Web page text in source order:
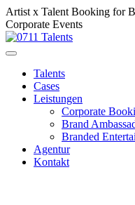
Artist x Talent Booking for
Corporate Events
Talents
Cases
Leistungen
Corporate
Brand
Branded
Agentur
Kontakt